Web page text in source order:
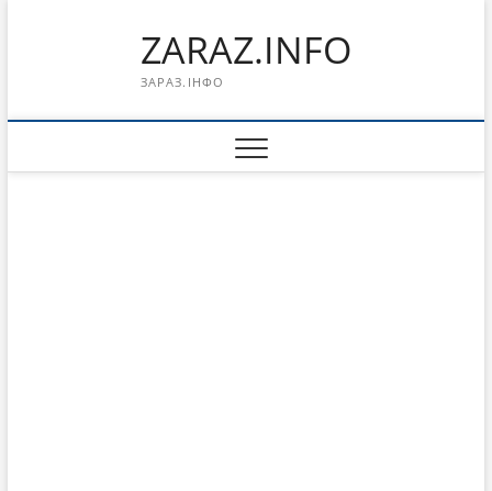
ZARAZ.INFO
ЗАРАЗ.ІНФО